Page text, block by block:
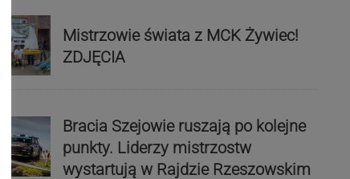
Mistrzowie świata z MCK Żywiec!
ZDJĘCIA
Bracia Szejowie ruszają po kolejne
punkty. Liderzy mistrzostw
wystartują w Rajdzie Rzeszowskim